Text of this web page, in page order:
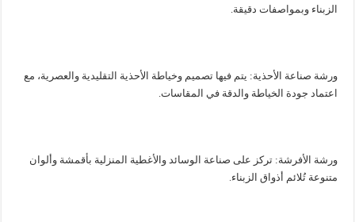
الزبناء وبمواصفات دقيقة.
ورشة صناعة الأحذية: يتم فيها تصميم وخياطة الأحذية التقليدية والعصرية، مع
اعتماد جودة الخياطة والدقة في المقاسات.
ورشة الأفرشة: تركز على صناعة الوسائد والأغطية المنزلية بأقمشة وألوان
متنوعة تُلائم أذواق الزبناء.